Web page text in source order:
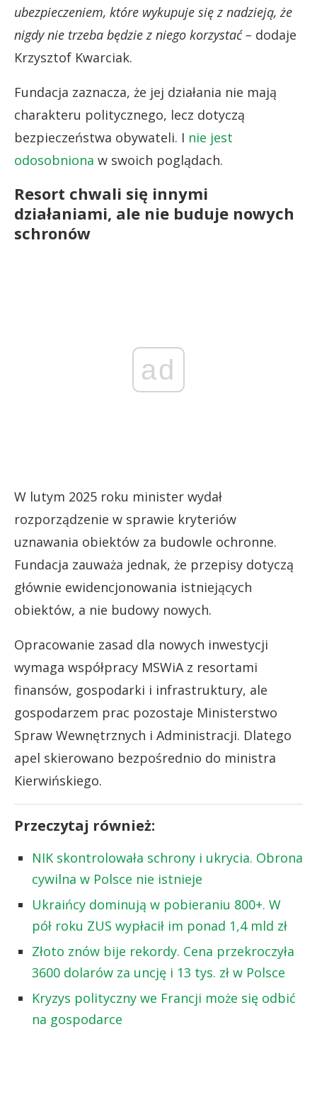
ubezpieczeniem, które wykupuje się z nadzieją, że
nigdy nie trzeba będzie z niego korzystać – dodaje
Krzysztof Kwarciak.
Fundacja zaznacza, że jej działania nie mają
charakteru politycznego, lecz dotyczą
bezpieczeństwa obywateli. I nie jest
odosobniona w swoich poglądach.
Resort chwali się innymi
działaniami, ale nie buduje nowych
schronów
ad
W lutym 2025 roku minister wydał
rozporządzenie w sprawie kryteriów
uznawania obiektów za budowle ochronne.
Fundacja zauważa jednak, że przepisy dotyczą
głównie ewidencjonowania istniejących
obiektów, a nie budowy nowych.
Opracowanie zasad dla nowych inwestycji
wymaga współpracy MSWiA z resortami
finansów, gospodarki i infrastruktury, ale
gospodarzem prac pozostaje Ministerstwo
Spraw Wewnętrznych i Administracji. Dlatego
apel skierowano bezpośrednio do ministra
Kierwińskiego.
Przeczytaj również:
NIK skontrolowała schrony i ukrycia. Obrona
cywilna w Polsce nie istnieje
Ukraińcy dominują w pobieraniu 800+. W
pół roku ZUS wypłacił im ponad 1,4 mld zł
Złoto znów bije rekordy. Cena przekroczyła
3600 dolarów za uncję i 13 tys. zł w Polsce
Kryzys polityczny we Francji może się odbić
na gospodarce